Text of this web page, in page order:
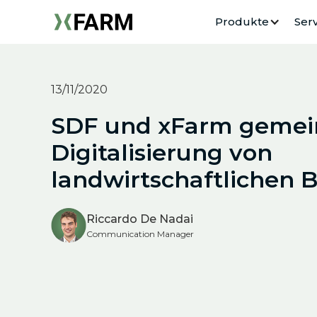
Produkte
13/11/2020
SDF und xFarm
Digitalisierung von
landwirtschaftlichen
Riccardo De Nadai
Communication Manager